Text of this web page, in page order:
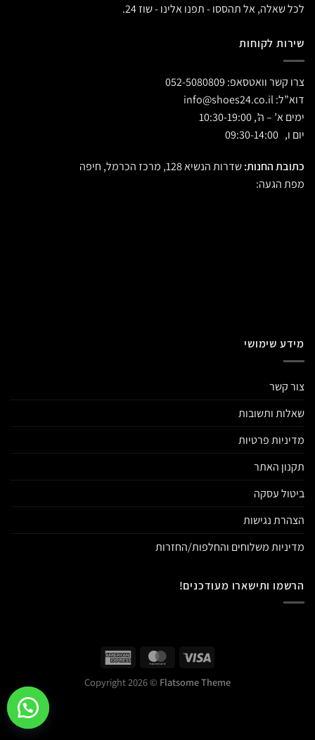
לכל שאלה, אל תהססו - תפנו אלינו - שוז 24.
שירות לקוחות
צרו קשר וואטסאפ: 052-5080809
דוא”ל:
ימים א’ – ה’, 10:30-19:00
יום ו, 09:30-14:00
כתובת החנות:שדרות הנשיא 128, מרכז הכרמל, חיפה
מפת הגעה:
מידע שימושי
צור קשר
שאלות ותשובות
מדיניות פרטיות
תקנון האתר
ביטול עסקה
הצהרת נגישות
מדיניות משלוחים והחלפות/החזרות
הרשמו ותישארו מעודכנים!
Copyright 2026 © Flatsome Theme